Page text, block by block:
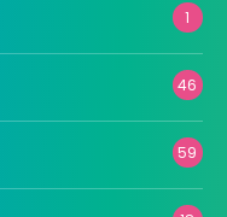
1
46
59